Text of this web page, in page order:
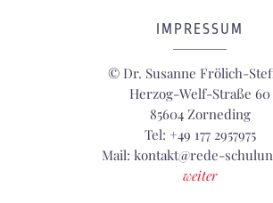
IMPRESSUM
© Dr. Susanne Frölich-
Herzog-Welf-Straße 60
85604 Zorneding
Tel: +49 177 2957975
Mail: kontakt@rede-
weiter